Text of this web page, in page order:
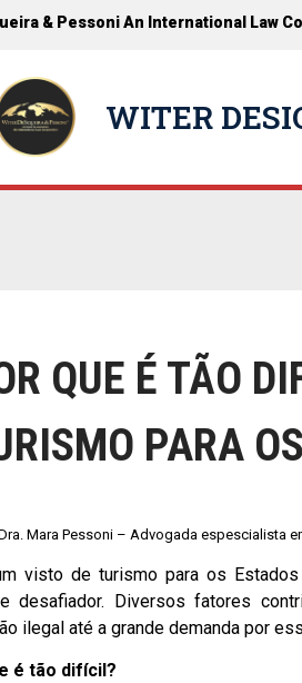
& Pessoni An International Law
WITER
QUE É TÃO
PARA
Mara Pessoni – Advogada espescialista
visto de turismo para os
desafiador. Diversos fatores
ilegal até a grande demanda por
é tão difícil?